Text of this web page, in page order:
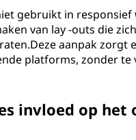
gebruikt in
van lay -outs die
aanpak zorgt
platforms, zonder
invloed op het